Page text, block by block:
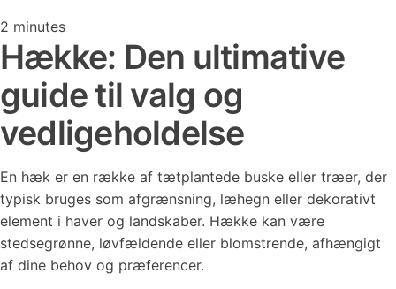
2 minutes
Hække: Den ultimative
guide til valg og
vedligeholdelse
En hæk er en række af tætplantede buske eller træer, der
typisk bruges som afgrænsning, læhegn eller dekorativt
element i haver og landskaber. Hække kan være
stedsegrønne, løvfældende eller blomstrende, afhængigt
af dine behov og præferencer.